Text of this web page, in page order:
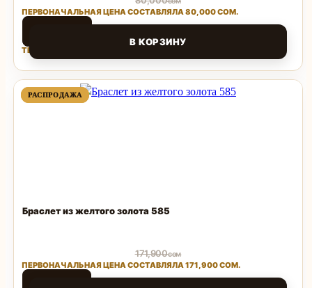
ПЕРВОНАЧАЛЬНАЯ ЦЕНА СОСТАВЛЯЛА 80,000 СОМ.
ТЕКУЩАЯ ЦЕНА: 35,200 СОМ.
В КОРЗИНУ
Поделиться
РАСПРОДАЖА ПРОДАВАЕМЫЙ
ТОВАР
РАСПРОДАЖА ПРОДАВАЕМЫЙ
ТОВАР
Браслет из желтого золота 585
171,900сом
ПЕРВОНАЧАЛЬНАЯ ЦЕНА СОСТАВЛЯЛА 171,900 СОМ.